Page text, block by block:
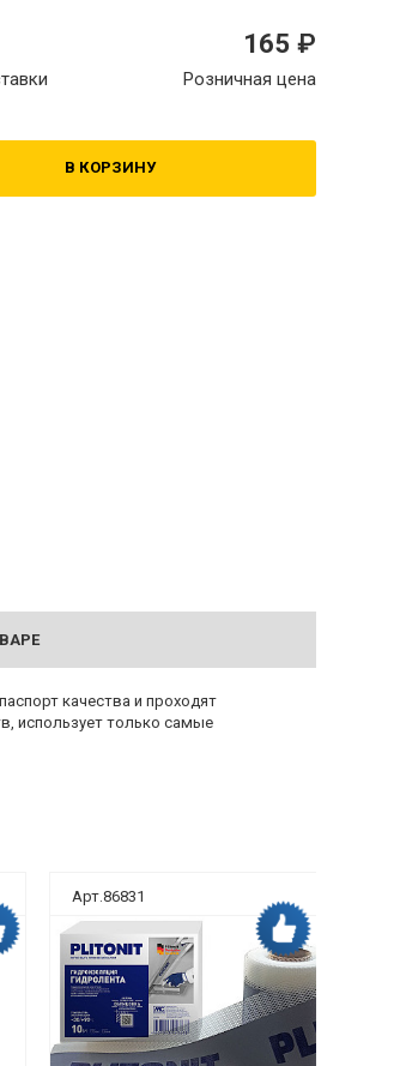
165
Розничная цена
В КОРЗИНУ
качества и проходят
использует только самые
Арт.86831
Дока рекомендует